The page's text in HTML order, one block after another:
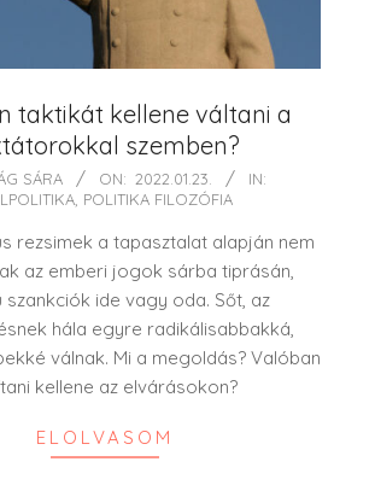
taktikát kellene váltani a
szemben?
SÁRA ON: 2022.01.23.
IN:
, POLITIKA FILOZÓFIA
rezsimek a tapasztalat alapján nem
az emberi jogok sárba tiprásán,
szankciók ide vagy oda. Sőt, az
hála egyre radikálisabbakká,
válnak. Mi a megoldás? Valóban
kellene az elvárásokon?
ELOLVASOM